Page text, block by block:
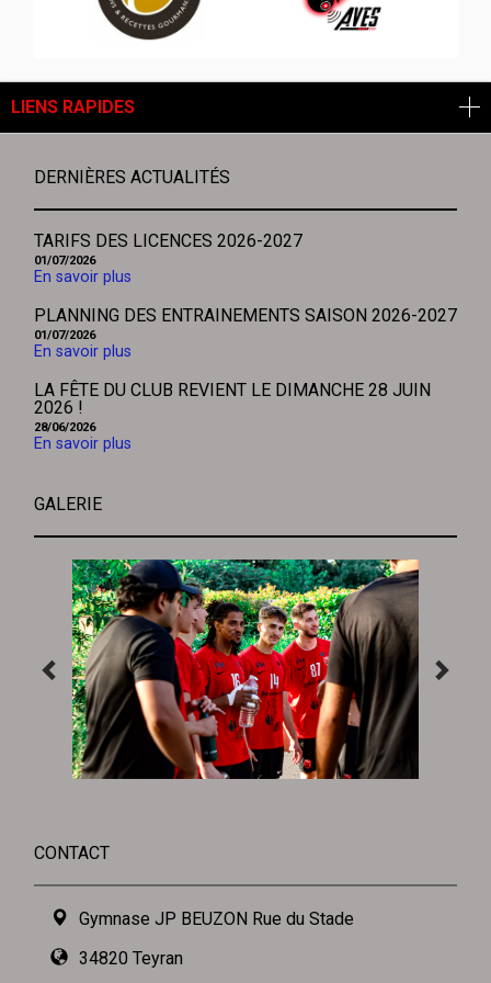
DOUDOUNE
SANS MANCHE
NOIRE HBC
LIENS RAPIDES
DERNIÈRES ACTUALITÉS
TARIFS DES LICENCES 2026-2027
01/07/2026
En savoir plus
PLANNING DES ENTRAINEMENTS SAISON 2026-2027
01/07/2026
En savoir plus
LA FÊTE DU CLUB REVIENT LE DIMANCHE 28 JUIN
2026 !
28/06/2026
En savoir plus
GALERIE
CONTACT
Gymnase JP BEUZON Rue du Stade
34820 Teyran